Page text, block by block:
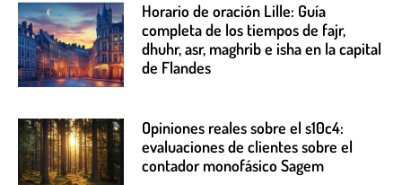
Horario de oración Lille: Guía
completa de los tiempos de fajr,
dhuhr, asr, maghrib e isha en la capital
de Flandes
Opiniones reales sobre el s10c4:
evaluaciones de clientes sobre el
contador monofásico Sagem